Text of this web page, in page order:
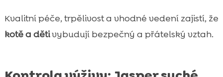
Kvalitní péče, trpělivost a vhodné vedení zajistí, že
kotě a dětivybudují bezpečný a přátelský vztah.